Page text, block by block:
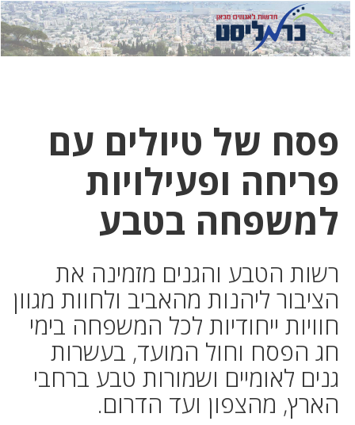
לחץ
כאן
לחץ
כדי
פסח של טיולים עם
פריחה ופעילויות
למשפחה בטבע
רשות הטבע והגנים מזמינה את
הציבור ליהנות מהאביב ולחוות מגוון
חוויות ייחודיות לכל המשפחה בימי
חג הפסח וחול המועד, בעשרות
גנים לאומיים ושמורות טבע ברחבי
הארץ, מהצפון ועד הדרום.